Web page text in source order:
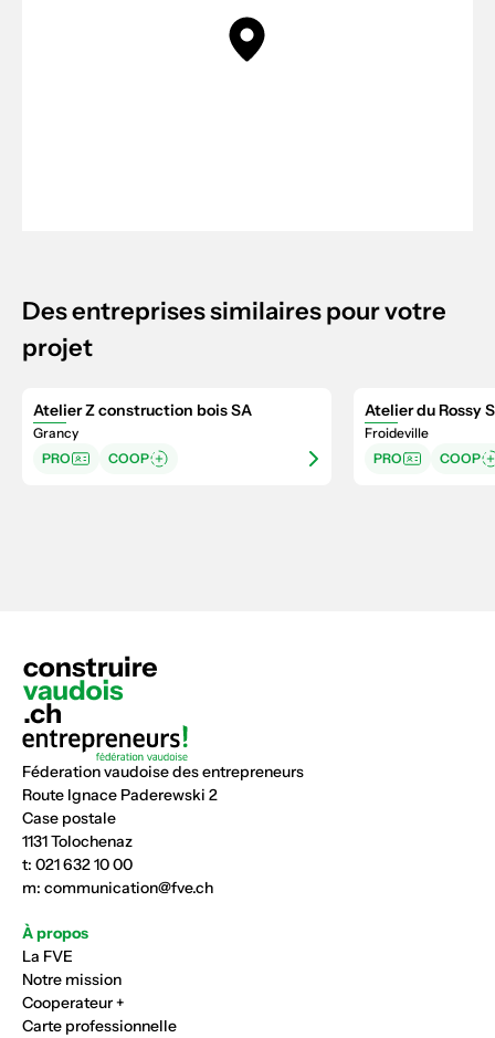
Des entreprises similaires pour votre
projet
Atelier Z construction bois SA
Grancy
PRO
COOP
Atelier du Rossy
Froideville
PRO
COOP
Féderation vaudoise des entrepreneurs
Route Ignace Paderewski 2
Case postale
1131 Tolochenaz
t: 021 632 10 00
m: communication@fve.ch
À propos
La FVE
Notre mission
Cooperateur +
Carte professionnelle